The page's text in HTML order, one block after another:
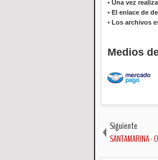
• Una vez
• El enlace de
• Los archivos
Medios
Siguiente
SANTAMARINA -